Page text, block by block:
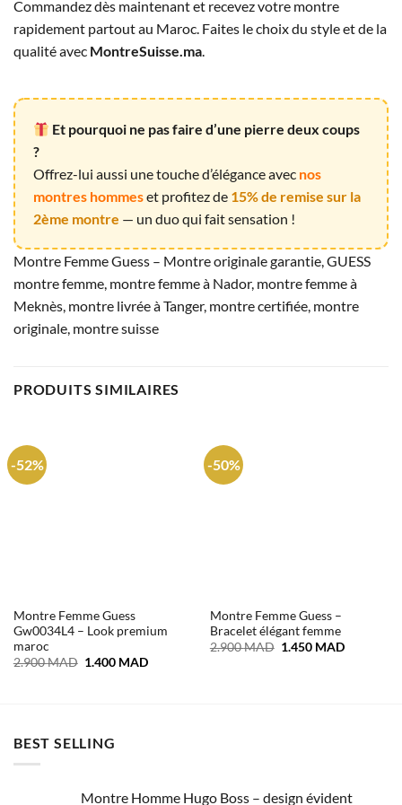
Commandez dès maintenant et recevez votre montre
rapidement partout au Maroc. Faites le choix du style et de la
qualité avec MontreSuisse.ma.
Et pourquoi ne pas faire d’une pierre deux coups
?
Offrez-lui aussi une touche d’élégance avec nos
montres hommeset profitez de 15% de remise sur la
2ème montre — un duo qui fait sensation !
Montre Femme Guess – Montre originale garantie, GUESS
montre femme, montre femme à Nador, montre femme à
Meknès, montre livrée à Tanger, montre certifiée, montre
originale, montre suisse
PRODUITS SIMILAIRES
-52%
Montre Femme Guess
Gw0034L4 – Look premium
maroc
2.900MAD Le
1.400 MADLe
-50%
Montre Femme Guess –
Bracelet élégant femme
2.900MAD Le
1.450 MADLe
BEST SELLING
Montre Homme Hugo Boss – design évident